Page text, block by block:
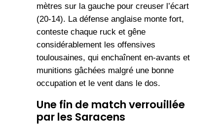
mètres sur la gauche pour creuser l’écart
(20-14). La défense anglaise monte fort,
conteste chaque ruck et gêne
considérablement les offensives
toulousaines, qui enchaînent en-avants et
munitions gâchées malgré une bonne
occupation et le vent dans le dos.
Une fin de match verrouillée
par les Saracens